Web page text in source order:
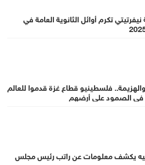
تكرم أوائل الثانوية العامة في
فلسطينيو قطاع غزة قدموا للعالم
في الصمود على أرضهم
يكشف معلومات عن راتب رئيس مجلس